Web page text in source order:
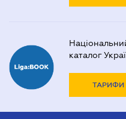
каталог
ТАРИФИ